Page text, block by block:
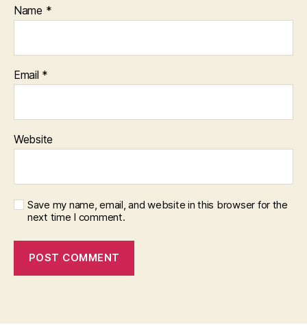
Name *
Email *
Website
Save my name, email, and website in this browser for the
next time I comment.